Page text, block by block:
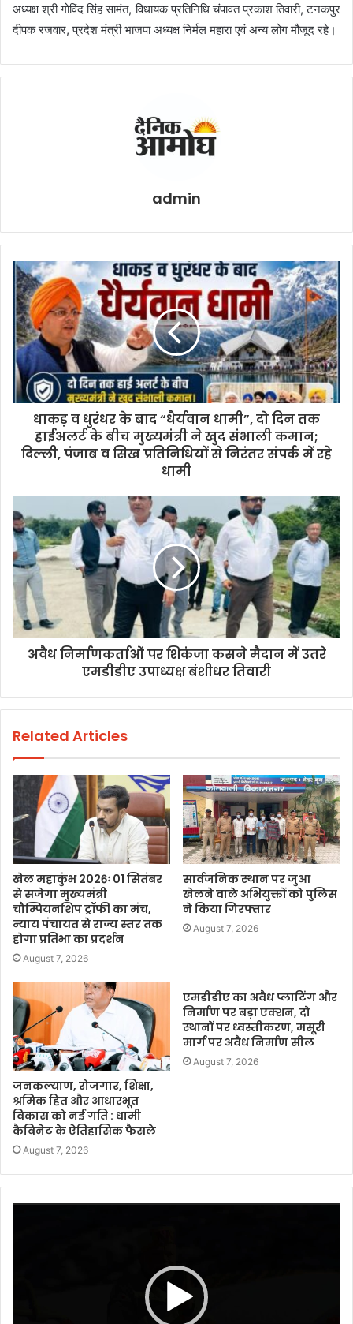
अध्यक्ष श्री गोविंद सिंह सामंत, विधायक प्रतिनिधि चंपावत प्रकाश तिवारी, टनकपुर
दीपक रजवार, प्रदेश मंत्री भाजपा अध्यक्ष निर्मल महारा एवं अन्य लोग मौजूद रहे।
admin
धाकड़ व धुरंधर के बाद “धैर्यवान धामी”, दो दिन तक
हाईअलर्ट के बीच मुख्यमंत्री ने खुद संभाली कमान;
दिल्ली, पंजाब व सिख प्रतिनिधियों से निरंतर संपर्क में रहे
धामी
अवैध निर्माणकर्ताओं पर शिकंजा कसने मैदान में उतरे
एमडीडीए उपाध्यक्ष बंशीधर तिवारी
Related Articles
खेल महाकुंभ 2026ः 01 सितंबर
से सजेगा मुख्यमंत्री
चौम्पियनशिप ट्रॉफी का मंच,
न्याय पंचायत से राज्य स्तर तक
होगा प्रतिभा का प्रदर्शन
August 7, 2026
सार्वजनिक स्थान पर जुआ
खेलने वाले अभियुक्तों को पुलिस
ने किया गिरफ्तार
August 7, 2026
जनकल्याण, रोजगार, शिक्षा,
श्रमिक हित और आधारभूत
विकास को नई गति : धामी
कैबिनेट के ऐतिहासिक फैसले
August 7, 2026
एमडीडीए का अवैध प्लाटिंग और
निर्माण पर बड़ा एक्शन, दो
स्थानों पर ध्वस्तीकरण, मसूरी
मार्ग पर अवैध निर्माण सील
August 7, 2026